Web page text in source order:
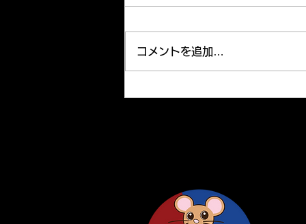
junior in Medical Sciences,
joined our lab in last
コメントを追加…